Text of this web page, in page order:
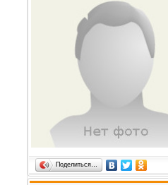
Поделиться…